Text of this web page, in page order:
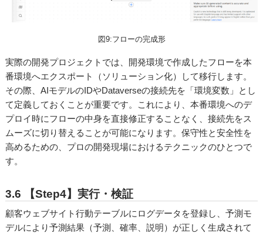
図9:フローの完成形
実際の開発プロジェクトでは、開発環境で作成したフローを本
番環境へエクスポート（ソリューション化）して移行します。
その際、AIモデルのIDやDataverseの接続先を「環境変数」とし
て定義しておくことが重要です。これにより、本番環境へのデ
プロイ時にフローの中身を直接修正することなく、接続先をス
ムーズに切り替えることが可能になります。保守性と安全性を
高めるための、プロの開発現場におけるテクニックのひとつで
す。
3.6 【Step4】実行・検証
顧客ウェブサイト行動テーブルにログデータを登録し、予測モ
デルにより予測結果（予測、確率、説明）が正しく生成されて